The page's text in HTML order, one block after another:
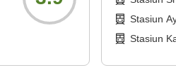
Stasiun
Stasiun